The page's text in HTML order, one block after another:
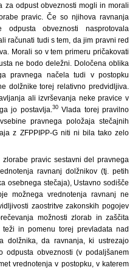
za odpust obveznosti mogli in morali
pravic. Če so njihova ravnanja
obveznosti nasprotovala
računati tudi s tem, da jim pravni red
Morali so v tem primeru pričakovati
ne bodo deležni. Določena oblika
pravnega načela tudi v postopku
dolžnike torej relativno predvidljiva.
ali izvrševanja neke pravice v
jo postavlja. 30Vlada torej pravilno
pravnega položaja stečajnih
z ZFPPIPP-G niti ni bila tako zelo
pravic sestavni del pravnega
ravnanj dolžnikov (tj. petih
osebnega stečaja), Ustavno sodišče
možnega vrednotenja ravnanj ne
zaostritve zakonskih pogojev
možnosti zlorab in zaščita
in pomenu torej prevladata nad
dolžnika, da ravnanja, ki ustrezajo
odpusta obveznosti (v podaljšanem
vrednotenja v postopku, v katerem